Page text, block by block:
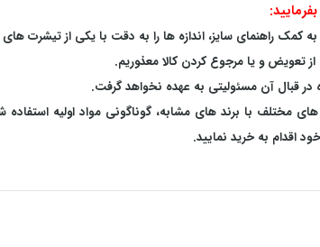
راهنمای سایز، اندازه ها را به دقت با یکی از تیشرت
تعویض و یا مرجوع کردن کالا معذوریم.
در قبال آن مسئولیتی به عهده نخواهد گرفت.
مختلف با برند های مشابه، گوناگونی مواد اولیه
اقدام به خرید نمایید.